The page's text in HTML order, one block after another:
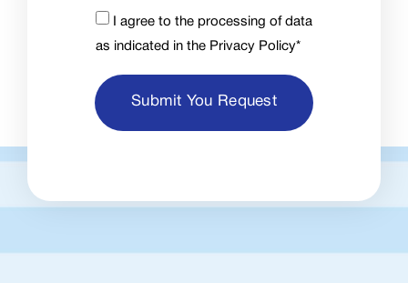
I agree to the processing of data
as indicated in the Privacy Policy*